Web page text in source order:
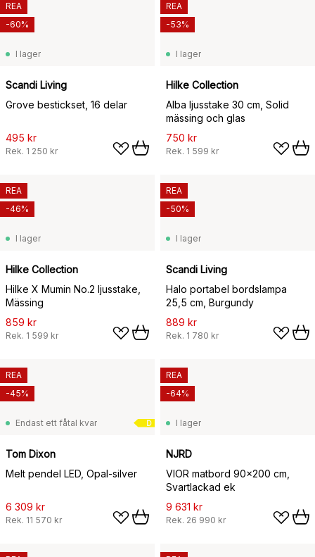
I lager
Scandi Living
Grove bestickset, 16 delar
495 kr
Rek. 1 250 kr
REA
-60%
I lager
Hilke Collection
Alba ljusstake 30 cm, Solid
mässing och glas
750 kr
Rek. 1 599 kr
REA
-53%
I lager
Hilke Collection
Hilke X Mumin No.2 ljusstake,
Mässing
859 kr
Rek. 1 599 kr
REA
-46%
I lager
Scandi Living
Halo portabel bordslampa
25,5 cm, Burgundy
889 kr
Rek. 1 780 kr
REA
-50%
D
Endast ett fåtal kvar
Tom Dixon
Melt pendel LED, Opal-silver
6 309 kr
Rek. 11 570 kr
REA
-45%
I lager
NJRD
VIOR matbord 90x200 cm,
Svartlackad ek
9 631 kr
Rek. 26 990 kr
REA
-64%